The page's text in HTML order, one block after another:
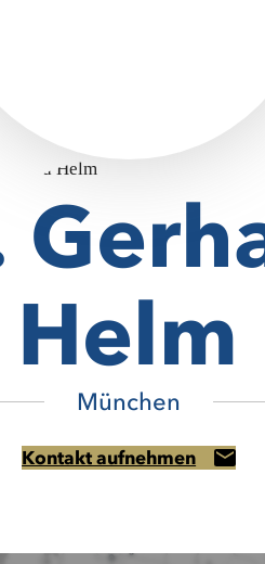
Helm
München
Kontakt aufnehmen